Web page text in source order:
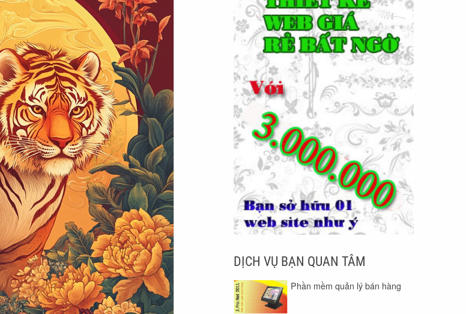
DỊCH VỤ BẠN QUAN TÂM
Phần mềm quản lý bán hàng